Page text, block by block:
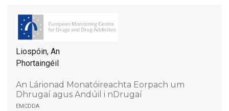
Liospóin, An
Phortaingéil
An Lárionad Monatóireachta Eorpach um
Dhrugaí agus Andúil i nDrugaí
emcdda